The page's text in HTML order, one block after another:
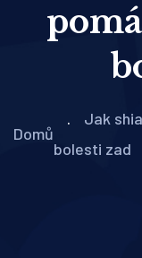
Domů
Jak
bolesti zad